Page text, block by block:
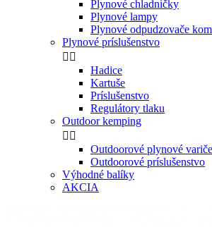
Plynové chladničky
Plynové lampy
Plynové odpudzovače
Plynové príslušenstvo
 
Hadice
Kartuše
Príslušenstvo
Regulátory tlaku
Outdoor kemping
 
Outdoorové plynové variče
Outdoorové príslušenstvo
Výhodné balíky
AKCIA